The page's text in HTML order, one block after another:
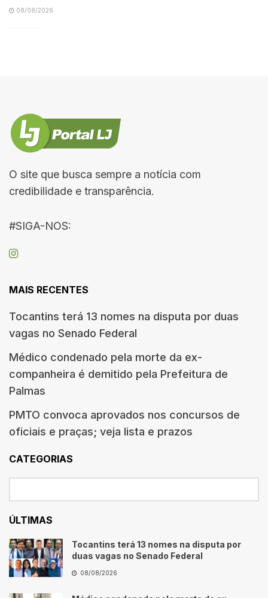
08/08/2026
O site que busca sempre a notícia com
credibilidade e transparência.
#SIGA-NOS:
MAIS RECENTES
Tocantins terá 13 nomes na disputa por duas
vagas no Senado Federal
Médico condenado pela morte da ex-
companheira é demitido pela Prefeitura de
Palmas
PMTO convoca aprovados nos concursos de
oficiais e praças; veja lista e prazos
CATEGORIAS
ÚLTIMAS
Tocantins terá 13 nomes na disputa por
duas vagas no Senado Federal
08/08/2026